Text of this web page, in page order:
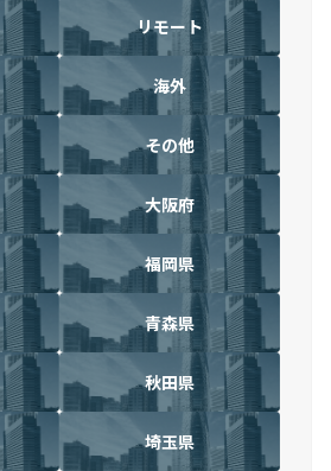
リモート
海外
その他
大阪府
福岡県
青森県
秋田県
埼玉県